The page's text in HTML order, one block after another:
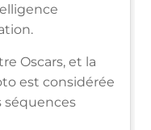
Oscars, et la
est considérée
séquences